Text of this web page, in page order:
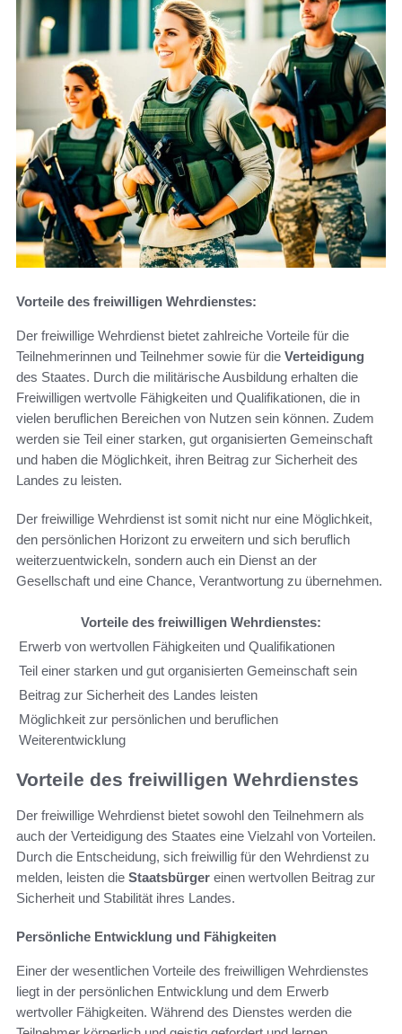
Vorteile des freiwilligen Wehrdienstes:
Der freiwillige Wehrdienst bietet zahlreiche Vorteile für die
Teilnehmerinnen und Teilnehmer sowie für die Verteidigung
des Staates. Durch die militärische Ausbildung erhalten die
Freiwilligen wertvolle Fähigkeiten und Qualifikationen, die in
vielen beruflichen Bereichen von Nutzen sein können. Zudem
werden sie Teil einer starken, gut organisierten Gemeinschaft
und haben die Möglichkeit, ihren Beitrag zur Sicherheit des
Landes zu leisten.
Der freiwillige Wehrdienst ist somit nicht nur eine Möglichkeit,
den persönlichen Horizont zu erweitern und sich beruflich
weiterzuentwickeln, sondern auch ein Dienst an der
Gesellschaft und eine Chance, Verantwortung zu übernehmen.
Vorteile des freiwilligen Wehrdienstes:
Erwerb von wertvollen Fähigkeiten und Qualifikationen
Teil einer starken und gut organisierten Gemeinschaft sein
Beitrag zur Sicherheit des Landes leisten
Möglichkeit zur persönlichen und beruflichen
Weiterentwicklung
Vorteile des freiwilligen Wehrdienstes
Der freiwillige Wehrdienst bietet sowohl den Teilnehmern als
auch der Verteidigung des Staates eine Vielzahl von Vorteilen.
Durch die Entscheidung, sich freiwillig für den Wehrdienst zu
melden, leisten die Staatsbürger einen wertvollen Beitrag zur
Sicherheit und Stabilität ihres Landes.
Persönliche Entwicklung und Fähigkeiten
Einer der wesentlichen Vorteile des freiwilligen Wehrdienstes
liegt in der persönlichen Entwicklung und dem Erwerb
wertvoller Fähigkeiten. Während des Dienstes werden die